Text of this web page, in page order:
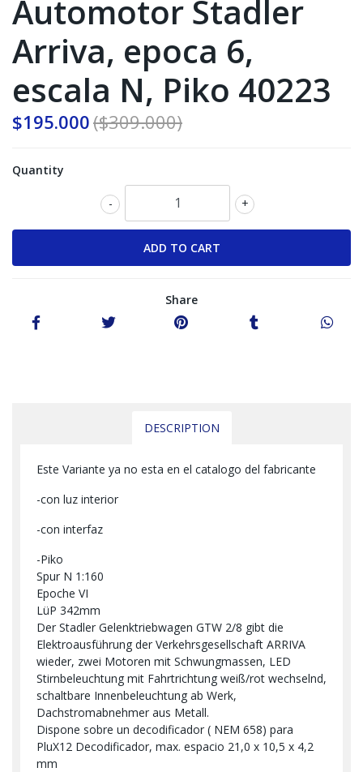
Automotor Stadler
Arriva, epoca 6,
escala N, Piko 40223
$195.000($309.000)
Quantity
+
-
Share
DESCRIPTION
Este Variante ya no esta en el catalogo del fabricante
-con luz interior
-con interfaz
-Piko
Spur N 1:160
Epoche VI
LüP 342mm
Der Stadler Gelenktriebwagen GTW 2/8 gibt die
Elektroausführung der Verkehrsgesellschaft ARRIVA
wieder, zwei Motoren mit Schwungmassen, LED
Stirnbeleuchtung mit Fahrtrichtung weiß/rot wechselnd,
schaltbare Innenbeleuchtung ab Werk,
Dachstromabnehmer aus Metall.
Dispone sobre un decodificador ( NEM 658) para
PluX12 Decodificador, max. espacio 21,0 x 10,5 x 4,2
mm